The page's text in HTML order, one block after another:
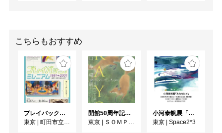
こちらもおすすめ
プレイバック！ミレニアム1991→2001 版画が／版画で越えた境界
東京
町田市立国際版画美術館
開館50周年記念 山口華楊展
東京
ＳＯＭＰＯ美術館
小河泰帆展「みなもにて」
東京
Space2*3